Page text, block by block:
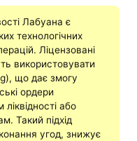
Лабуана є
технологічних
Ліцензовані
використовувати
що дає змогу
ордери
або
Такий підхід
угод, знижує